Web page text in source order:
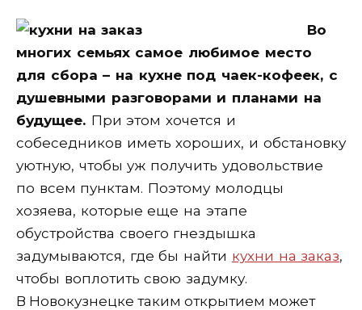
Во
многих семьях самое любимое место
для сбора – на кухне под чаек-кофеек, с
душевными разговорами и планами на
будущее. При этом хочется и
собеседников иметь хороших, и обстановку
уютную, чтобы уж получить удовольствие
по всем пунктам. Поэтому молодцы
хозяева, которые еще на этапе
обустройства своего гнездышка
задумываются, где бы найти кухни на заказ,
чтобы воплотить свою задумку.
В Новокузнецке таким открытием может